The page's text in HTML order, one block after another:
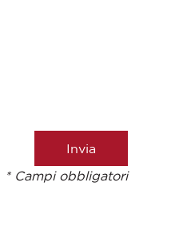
* Campi obbligatori